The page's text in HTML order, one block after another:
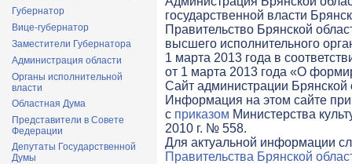
Губернатор
Вице-губернатор
Заместители Губернатора
Администрация области
Органы исполнительной
власти
Областная Дума
Представители в Совете
Федерации
Депутаты Государственной
Думы
государственной власти
Правительство Брянской
высшего исполнительного
1 марта 2013 года в
от 1 марта 2013 года «О
Cайт администрации Брянской
Информация на этом сайте
с приказом Министерства
2010 г. № 558.
Для актуальной информации
Правительства Брянской